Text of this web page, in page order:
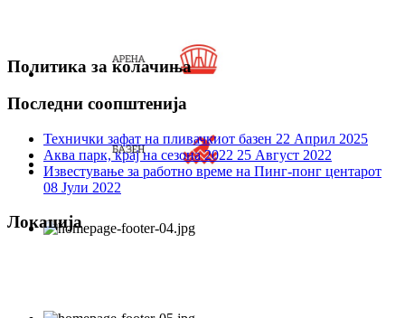
Политика за колачиња
Последни соопштенија
Технички зафат на пливачкиот базен 22 Април 2025
Аква парк, крај на сезона 2022 25 Август 2022
Известување за работно време на Пинг-понг центарот
08 Јули 2022
Локација